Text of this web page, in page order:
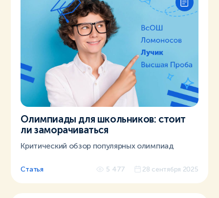
Олимпиады для школьников: стоит
ли заморачиваться
Критический обзор популярных олимпиад
Статья 5 477 28 сентября 2025